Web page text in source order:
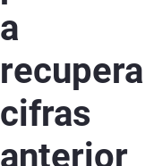
a
recupera
cifras
anterior